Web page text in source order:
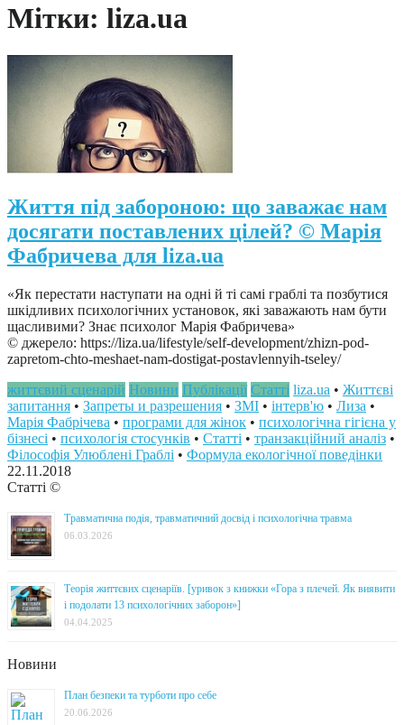
Мітки: liza.ua
Життя під забороною: що заважає нам
досягати поставлених цілей? © Марія
Фабричева для liza.ua
«Як перестати наступати на одні й ті самі граблі та позбутися
шкідливих психологічних установок, які заважають нам бути
щасливими? Знає психолог Марія Фабричева»
© джерело: https://liza.ua/lifestyle/self-development/zhizn-pod-
zapretom-chto-meshaet-nam-dostigat-postavlennyih-tseley/
життєвий сценарій Новини Публікації Статті liza.ua • Життєві
запитання • Запреты и разрешения • ЗМІ • інтерв'ю • Лиза •
Марія Фабрічева • програми для жінок • психологічна гігієна у
бізнесі • психологія стосунків • Статті • транзакційний аналіз •
Філософія Улюблені Граблі • Формула екологічної поведінки
22.11.2018
Статті ©
Травматична подія, травматичний досвід і психологічна травма
06.03.2026
Теорія життєвих сценаріїв. [уривок з книжки «Гора з плечей. Як виявити
і подолати 13 психологічних заборон»]
04.04.2025
Новини
План безпеки та турботи про себе
20.06.2026